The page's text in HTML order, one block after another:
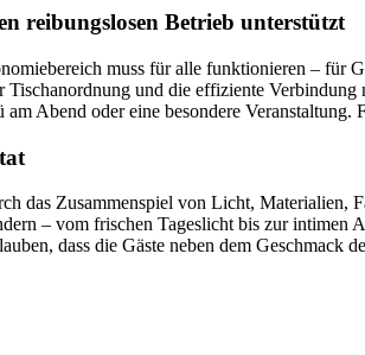
reibungslosen Betrieb unterstützt
muss für alle funktionieren – für
und die effiziente
am Abend oder eine besondere
das Zusammenspiel von Licht, Materialien,
– vom frischen Tageslicht bis zur
dass die Gäste neben dem